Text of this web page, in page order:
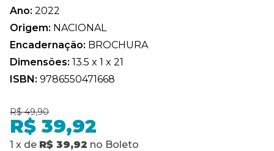
Ano: 2022
Origem: NACIONAL
Encadernação: BROCHURA
Dimensões: 13.5 x 1 x 21
ISBN: 9786550471668
R$ 49,90
R$ 39,92
1 x de R$ 39,92 no Boleto